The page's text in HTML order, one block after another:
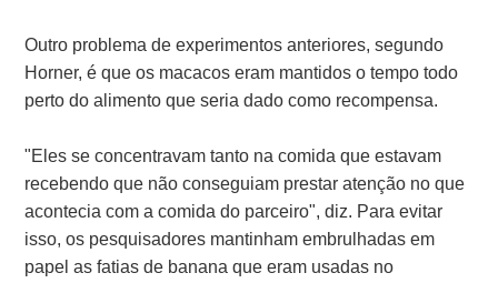
Outro problema de experimentos anteriores, segundo
Horner, é que os macacos eram mantidos o tempo todo
perto do alimento que seria dado como recompensa.
"Eles se concentravam tanto na comida que estavam
recebendo que não conseguiam prestar atenção no que
acontecia com a comida do parceiro", diz. Para evitar
isso, os pesquisadores mantinham embrulhadas em
papel as fatias de banana que eram usadas no